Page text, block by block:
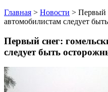
Главная > Новости > Первый
автомобилистам следует
Первый снег:
следует быть